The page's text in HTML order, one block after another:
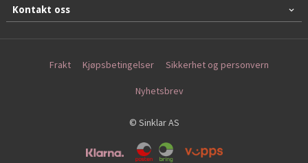
Kontakt oss
Frakt Kjøpsbetingelser Sikkerhet og personvern
Nyhetsbrev
© Sinklar AS